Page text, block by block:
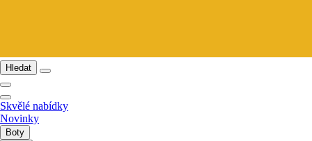
Hledat
Skvělé nabídky
Novinky
Boty